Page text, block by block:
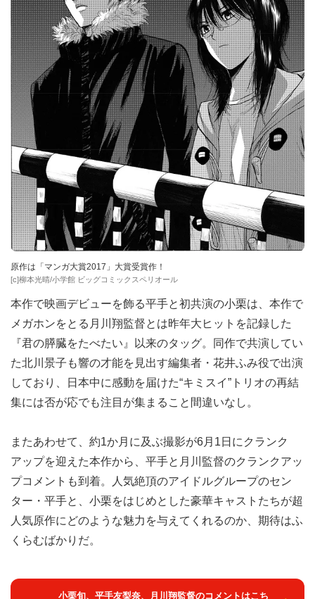
原作は「マンガ大賞2017」大賞受賞作！
[c]柳本光晴/小学館 ビッグコミックスペリオール
本作で映画デビューを飾る平手と初共演の小栗は、本作で
メガホンをとる月川翔監督とは昨年大ヒットを記録した
『君の膵臓をたべたい』以来のタッグ。同作で共演してい
た北川景子も響の才能を見出す編集者・花井ふみ役で出演
しており、日本中に感動を届けた“キミスイ”トリオの再結
集には否が応でも注目が集まること間違いなし。
またあわせて、約1か月に及ぶ撮影が6月1日にクランク
アップを迎えた本作から、平手と月川監督のクランクアッ
プコメントも到着。人気絶頂のアイドルグループのセン
ター・平手と、小栗をはじめとした豪華キャストたちが超
人気原作にどのような魅力を与えてくれるのか、期待はふ
くらむばかりだ。
小栗旬、平手友梨奈、月川翔監督のコメントはこち